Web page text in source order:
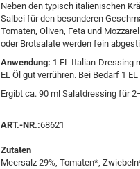
Neben den typisch italienischen
Salbei für den besonderen
Tomaten, Oliven, Feta und
oder Brotsalate werden fein
Anwendung: 1 EL Italian-Dressing
EL Öl gut verrühren. Bei Bedarf 1
Ergibt ca. 90 ml Salatdressing für
ART.-NR.:68621
Zutaten
Meersalz 29%, Tomaten*,